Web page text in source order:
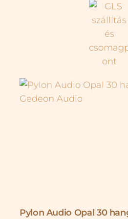
Pylon Audio Opal 30